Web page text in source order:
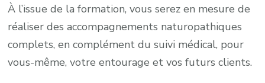
À l’issue de la formation, vous serez en mesure de
réaliser des accompagnements naturopathiques
complets, en complément du suivi médical, pour
vous-même, votre entourage et vos futurs clients.